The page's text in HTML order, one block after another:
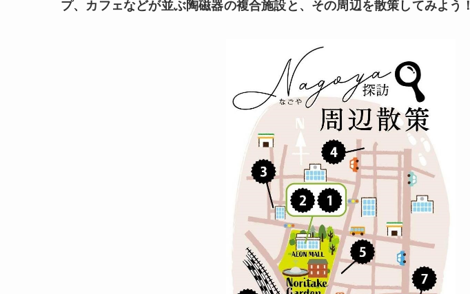
プ、カフェなどが並ぶ陶磁器の複合施設と、その周辺を散策してみよう！